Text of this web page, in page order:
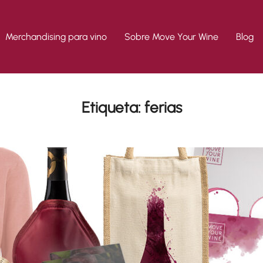
Merchandising para vino Sobre Move Your Wine Blog
Etiqueta:ferias